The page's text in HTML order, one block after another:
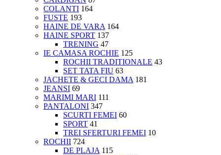
COLANTI 164
FUSTE 193
HAINE DE VARA 164
HAINE SPORT 137
TRENING 47
IE CAMASA ROCHIE 125
ROCHII TRADITIONALE 43
SET TATA FIU 63
JACHETE & GECI DAMA 181
JEANSI 69
MARIMI MARI 111
PANTALONI 347
SCURTI FEMEI 60
SPORT 41
TREI SFERTURI FEMEI 10
ROCHII 724
DE PLAJA 115